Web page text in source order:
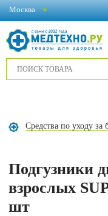
Москва
Средства по уходу за
Подгузники
взрослых
шт